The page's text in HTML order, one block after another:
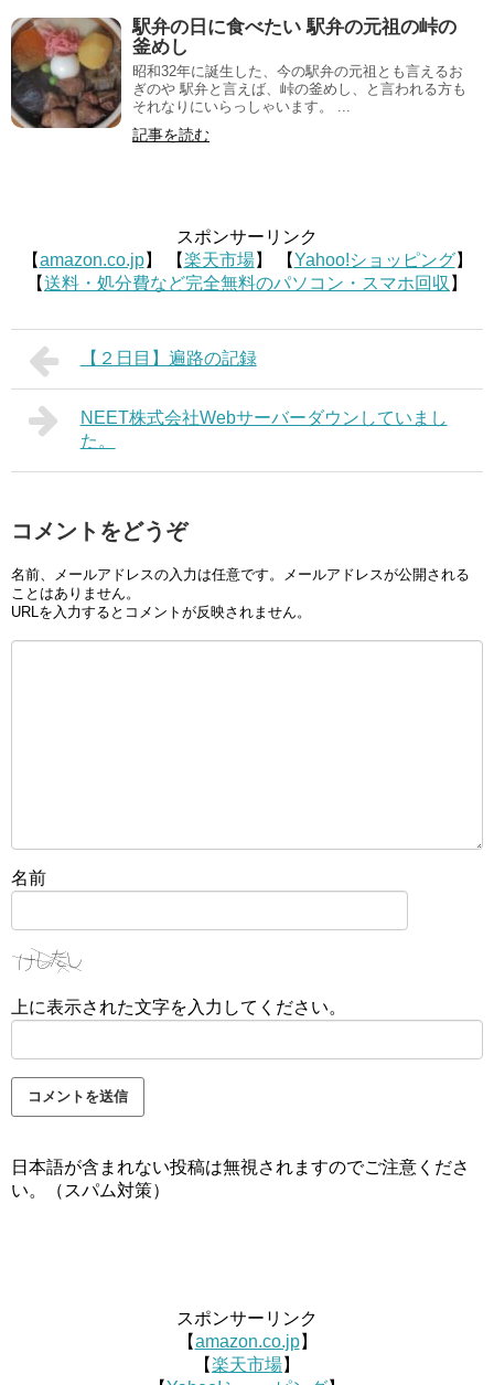
駅弁の日に食べたい 駅弁の元祖の峠の
釜めし
昭和32年に誕生した、今の駅弁の元祖とも言えるお
ぎのや 駅弁と言えば、峠の釜めし、と言われる方も
それなりにいらっしゃいます。 ...
記事を読む
スポンサーリンク
【amazon.co.jp】 【楽天市場】 【Yahoo!ショッピング】
【送料・処分費など完全無料のパソコン・スマホ回収 】
【２日目】遍路の記録
NEET株式会社Webサーバーダウンしていまし
た。
コメントをどうぞ
名前、メールアドレスの入力は任意です。メールアドレスが公開される
ことはありません。
URLを入力するとコメントが反映されません。
名前
上に表示された文字を入力してください。
日本語が含まれない投稿は無視されますのでご注意くださ
い。（スパム対策）
スポンサーリンク
【amazon.co.jp】
【楽天市場】